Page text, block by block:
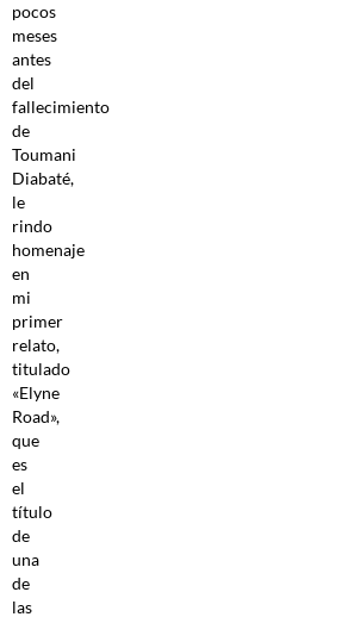
pocos
meses
antes
del
fallecimiento
de
Toumani
Diabaté,
le
rindo
homenaje
en
mi
primer
relato,
titulado
«Elyne
Road»,
que
es
el
título
de
una
de
las